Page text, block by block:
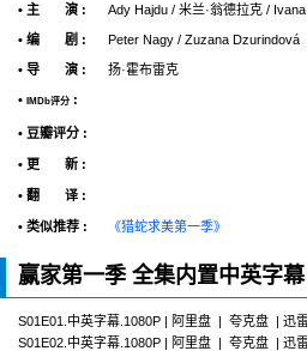
• 主 演 : Ady Hajdu / 米兰·翁德拉克 /
• 编 剧 : Peter Nagy / Zuzana Dzurindová
• 导 演 : 扬·霍布雷克
• IMDb评分 :
• 豆瓣评分 :
• 更 新 :
• 翻 译 :
• 类似推荐 : 《猎蛇求美第一季》
赢家第一季 全集内置中英字幕
S01E01.中英字幕.1080P | 阿里盘 | 夸克盘 | 迅
S01E02.中英字幕.1080P | 阿里盘 | 夸克盘 | 迅